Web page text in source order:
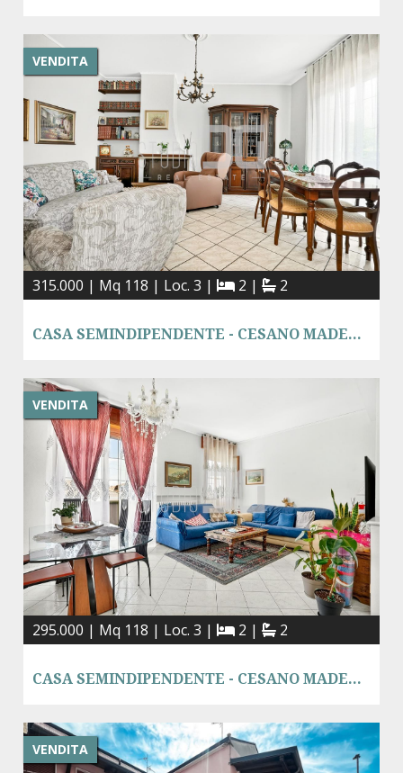
VENDITA
315.000 | Mq 118 | Loc. 3 | 2 | 2
CASA SEMINDIPENDENTE - CESANO MADERNO
VENDITA
295.000 | Mq 118 | Loc. 3 | 2 | 2
CASA SEMINDIPENDENTE - CESANO MADERNO
VENDITA